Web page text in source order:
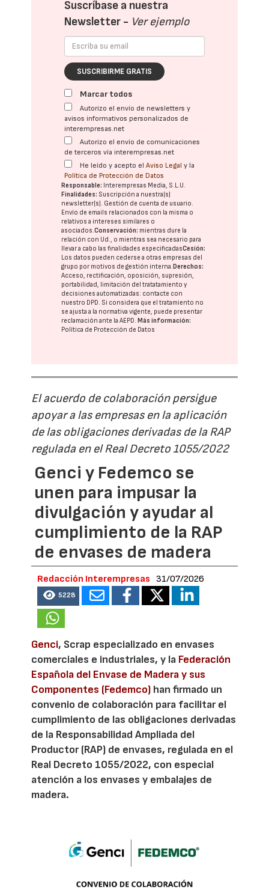
Suscríbase a nuestra
Newsletter - Ver ejemplo
SUSCRIBIRME GRATIS
Marcar todos
Autorizo el envío de newsletters y
avisos informativos personalizados de
interempresas.net
Autorizo el envío de comunicaciones
de terceros vía interempresas.net
He leído y acepto elAviso Legal y la
Política de Protección de Datos
Responsable: Interempresas Media, S.L.U.
Finalidades: Suscripción a nuestra(s)
newsletter(s). Gestión de cuenta de usuario.
Envío de emails relacionados con la misma o
relativos a intereses similares o
asociados.Conservación: mientras dure la
relación con Ud., o mientras sea necesario para
llevar a cabo las finalidades especificadasCesión:
Los datos pueden cederse a otras empresas del
grupo por motivos de gestión interna.Derechos:
Acceso, rectificación, oposición, supresión,
portabilidad, limitación del tratatamiento y
decisiones automatizadas: contacte con
nuestro DPD. Si considera que el tratamiento no
se ajusta a la normativa vigente, puede presentar
reclamación ante laAEPD.Más información:
Política de Protección de Datos
El acuerdo de colaboración persigue
apoyar a las empresas en la aplicación
de las obligaciones derivadas de la RAP
regulada en el Real Decreto 1055/2022
Genci y Fedemco se
unen para impusar la
divulgación y ayudar al
cumplimiento de la RAP
de envases de madera
Redacción Interempresas 31/07/2026
5228
Genci, Scrap especializado en envases
comerciales e industriales, y la Federación
Española del Envase de Madera y sus
Componentes (Fedemco) han firmado un
convenio de colaboración para facilitar el
cumplimiento de las obligaciones derivadas
de la Responsabilidad Ampliada del
Productor (RAP) de envases, regulada en el
Real Decreto 1055/2022, con especial
atención a los envases y embalajes de
madera.